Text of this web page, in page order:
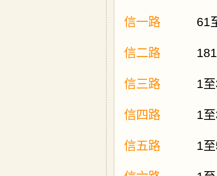
信一路 61
信二路 181
信三路 1 至
信四路 1 至
信五路 1 至